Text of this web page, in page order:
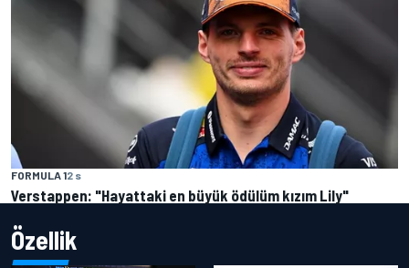
FORMULA 12 s
Verstappen: "Hayattaki en büyük ödülüm kızım Lily"
Özellik